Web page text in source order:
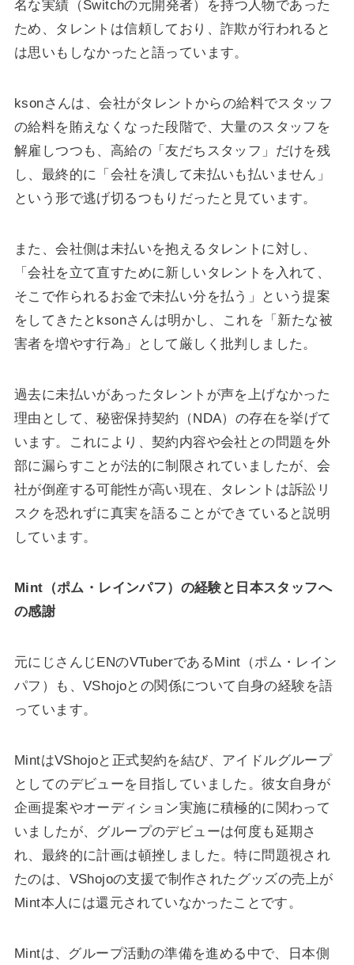
名な実績（Switchの元開発者）を持つ人物であった
ため、タレントは信頼しており、詐欺が行われると
は思いもしなかったと語っています。
ksonさんは、会社がタレントからの給料でスタッフ
の給料を賄えなくなった段階で、大量のスタッフを
解雇しつつも、高給の「友だちスタッフ」だけを残
し、最終的に「会社を潰して未払いも払いません」
という形で逃げ切るつもりだったと見ています。
また、会社側は未払いを抱えるタレントに対し、
「会社を立て直すために新しいタレントを入れて、
そこで作られるお金で未払い分を払う」という提案
をしてきたとksonさんは明かし、これを「新たな被
害者を増やす行為」として厳しく批判しました。
過去に未払いがあったタレントが声を上げなかった
理由として、秘密保持契約（NDA）の存在を挙げて
います。これにより、契約内容や会社との問題を外
部に漏らすことが法的に制限されていましたが、会
社が倒産する可能性が高い現在、タレントは訴訟リ
スクを恐れずに真実を語ることができていると説明
しています。
Mint（ポム・レインパフ）の経験と日本スタッフへ
の感謝
元にじさんじENのVTuberであるMint（ポム・レイン
パフ）も、VShojoとの関係について自身の経験を語
っています。
MintはVShojoと正式契約を結び、アイドルグループ
としてのデビューを目指していました。彼女自身が
企画提案やオーディション実施に積極的に関わって
いましたが、グループのデビューは何度も延期さ
れ、最終的に計画は頓挫しました。特に問題視され
たのは、VShojoの支援で制作されたグッズの売上が
Mint本人には還元されていなかったことです。
Mintは、グループ活動の準備を進める中で、日本側